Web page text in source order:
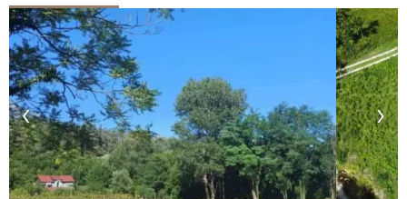
‹ ›